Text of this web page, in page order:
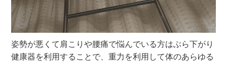
姿勢が悪くて肩こりや腰痛で悩んでいる方はぶら下がり
健康器を利用することで、重力を利用して体のあらゆる